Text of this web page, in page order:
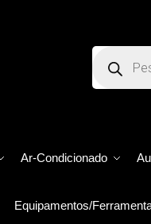
Ar-Condicionado
Equipamentos/